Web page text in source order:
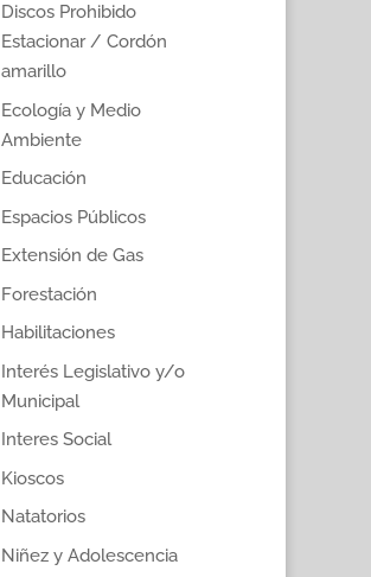
Discos Prohibido
Estacionar / Cordón
amarillo
Ecología y Medio
Ambiente
Educación
Espacios Públicos
Extensión de Gas
Forestación
Habilitaciones
Interés Legislativo y/o
Municipal
Interes Social
Kioscos
Natatorios
Niñez y Adolescencia